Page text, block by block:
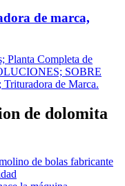
de marca,
Planta Completa de
SOBRE
de Marca.
de dolomita
de bolas fabricante